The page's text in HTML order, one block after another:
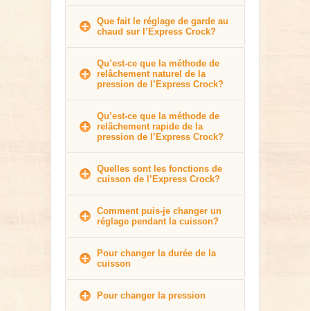
Que fait le réglage de garde au
chaud sur l’Express Crock?
Qu’est-ce que la méthode de
relâchement naturel de la
pression de l’Express Crock?
Qu’est-ce que la méthode de
relâchement rapide de la
pression de l’Express Crock?
Quelles sont les fonctions de
cuisson de l’Express Crock?
Comment puis-je changer un
réglage pendant la cuisson?
Pour changer la durée de la
cuisson
Pour changer la pression